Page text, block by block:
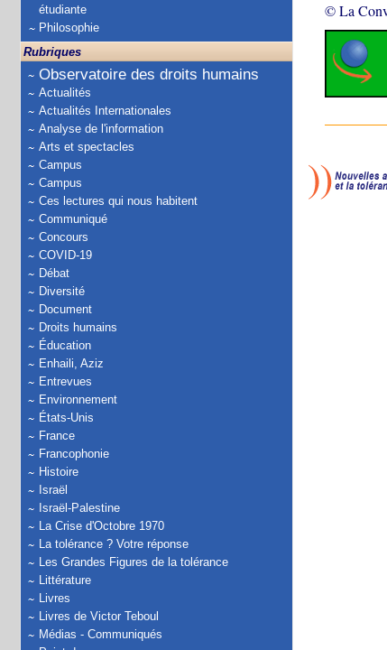
étudiante
Philosophie
Rubriques
Observatoire des droits humains
Actualités
Actualités Internationales
Analyse de l'information
Arts et spectacles
Campus
Campus
Ces lectures qui nous habitent
Communiqué
Concours
COVID-19
Débat
Diversité
Document
Droits humains
Éducation
Enhaili, Aziz
Entrevues
Environnement
États-Unis
France
Francophonie
Histoire
Israël
Israël-Palestine
La Crise d'Octobre 1970
La tolérance ? Votre réponse
Les Grandes Figures de la tolérance
Littérature
Livres
Livres de Victor Teboul
Médias - Communiqués
© La